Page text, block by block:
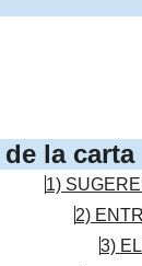
la carta
1)
2)
3)